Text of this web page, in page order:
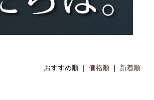
おすすめ順 |価格順 | 新着順